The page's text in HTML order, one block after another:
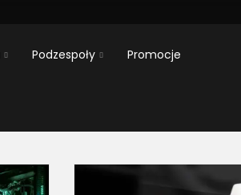
Podzespoły Promocje